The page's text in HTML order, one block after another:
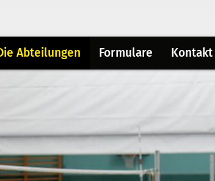
Abteilungen Formulare Kontakt